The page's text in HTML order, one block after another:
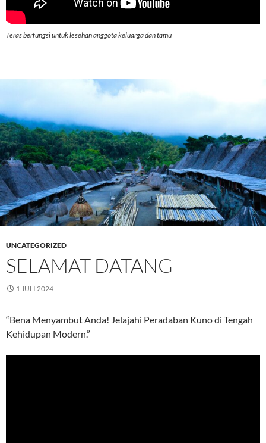
Teras berfungsi untuk lesehan anggota keluarga dan tamu
UNCATEGORIZED
SELAMAT DATANG
1 JULI 2024
“Bena Menyambut Anda! Jelajahi Peradaban Kuno di Tengah
Kehidupan Modern.”